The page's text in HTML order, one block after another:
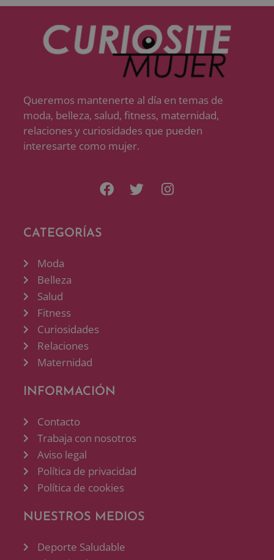
Queremos mantenerte al día en temas de
moda, belleza, salud, fitness, maternidad,
relaciones y curiosidades que pueden
interesarte como mujer.
CATEGORÍAS
Moda
Belleza
Salud
Fitness
Curiosidades
Relaciones
Maternidad
INFORMACIÓN
Contacto
Trabaja con nosotros
Aviso legal
Política de privacidad
Política de cookies
NUESTROS MEDIOS
Deporte Saludable